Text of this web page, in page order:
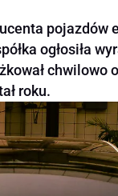
pojazdów
ogłosiła
chwilowo
roku.